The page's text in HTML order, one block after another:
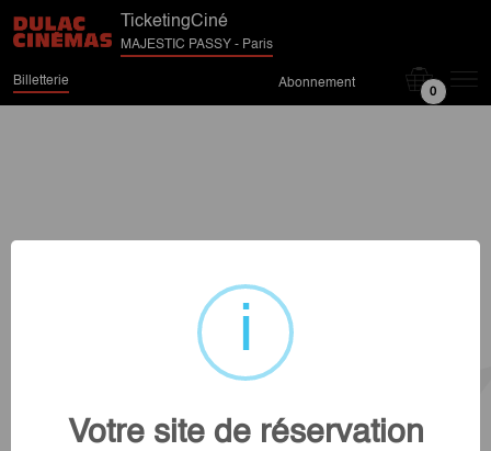
TicketingCiné
MAJESTIC PASSY - Paris
Billetterie Abonnement
0
Votre site de réservation